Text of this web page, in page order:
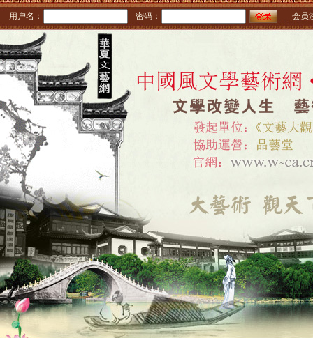
用户名： 密码： 会员